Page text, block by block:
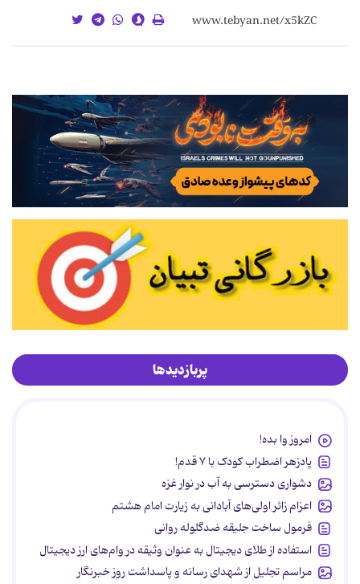
پربازدیدها
امروز وا بده!
پادزهر اضطراب کودک با ۷ قدم!
دشواری دسترسی به آب در نوار غزه
اعزام زائر اولی‌های آبادانی به زیارت امام هشتم
فرمول ساخت جلیقه ضدگلوله روانی
استفاده از طلای دیجیتال به عنوان وثیقه در وام‌های ارز دیجیتال
مراسم تجلیل از شهدای رسانه و پاسداشت روز خبرنگار